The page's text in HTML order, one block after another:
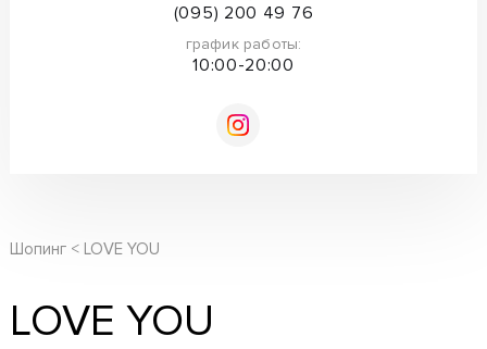
(095) 200 49 76
график работы:
10:00-20:00
Шопинг LOVE YOU
LOVE YOU